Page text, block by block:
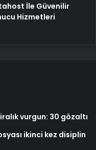
İle Güvenilir
Hizmetleri
vurgun: 30 gözaltı
ikinci kez disiplin